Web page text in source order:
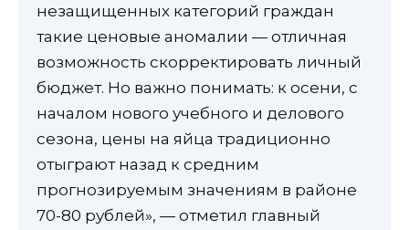
незащищенных категорий граждан
такие ценовые аномалии — отличная
возможность скорректировать личный
бюджет. Но важно понимать: к осени, с
началом нового учебного и делового
сезона, цены на яйца традиционно
отыграют назад к средним
прогнозируемым значениям в районе
70-80 рублей», — отметил главный